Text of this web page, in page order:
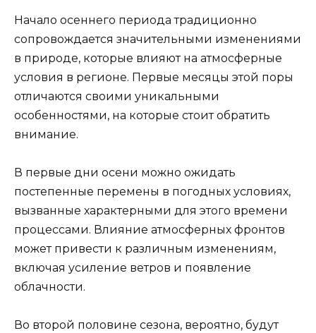
Начало осеннего периода традиционно
сопровождается значительными изменениями
в природе, которые влияют на атмосферные
условия в регионе. Первые месяцы этой поры
отличаются своими уникальными
особенностями, на которые стоит обратить
внимание.
В первые дни осени можно ожидать
постепенные перемены в погодных условиях,
вызванные характерными для этого времени
процессами. Влияние атмосферных фронтов
может привести к различным изменениям,
включая усиление ветров и появление
облачности.
Во второй половине сезона, вероятно, будут